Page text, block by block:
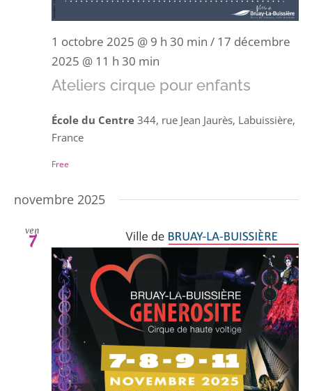
1 octobre 2025 @ 9 h 30 min / 17 décembre
2025 @ 11 h 30 min
Ateliers cirque pour enfants
École du Centre 344, rue Jean Jaurès, Labuissière,
France
Free
novembre 2025
ven
7